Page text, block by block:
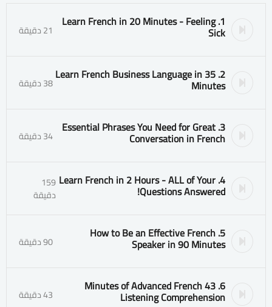
1. Learn French in 20 Minutes - Feeling
Sick 21 دقيقة
2. Learn French Business Language in 35
Minutes 38 دقيقة
3. Essential Phrases You Need for Great
Conversation in French 34 دقيقة
4. Learn French in 2 Hours - ALL of Your
Questions Answered!
159
دقيقة
5. How to Be an Effective French
Speaker in 90 Minutes 90 دقيقة
6. 43 Minutes of Advanced French
Listening Comprehension 43 دقيقة